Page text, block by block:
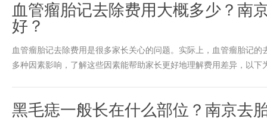
血管瘤胎记去除费用大概多少？南
好？
血管瘤胎记去除费用是很多家长关心的问题。实际上，血管瘤胎记
多种因素影响，了解这些因素能帮助家长更好地理解费用差异，以下
黑毛痣一般长在什么部位？南京去